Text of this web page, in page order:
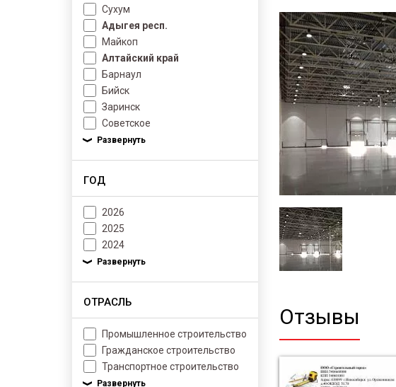
Сухум
Адыгея респ.
Майкоп
Алтайский край
Барнаул
Бийск
Заринск
Советское
ГОД
2026
2025
2024
ОТРАСЛЬ
Промышленное строительство
Гражданское строительство
Транспортное строительство
Отзывы